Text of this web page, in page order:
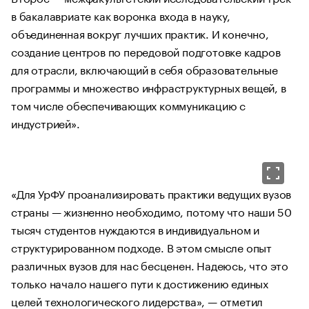
в бакалавриате как воронка входа в науку,
объединенная вокруг лучших практик. И конечно,
создание центров по передовой подготовке кадров
для отрасли, включающий в себя образовательные
программы и множество инфраструктурных вещей, в
том числе обеспечивающих коммуникацию с
индустрией».
«Для УрФУ проанализировать практики ведущих вузов
страны — жизненно необходимо, потому что наши 50
тысяч студентов нуждаются в индивидуальном и
структурированном подходе. В этом смысле опыт
различных вузов для нас бесценен. Надеюсь, что это
только начало нашего пути к достижению единых
целей технологического лидерства», — отметил